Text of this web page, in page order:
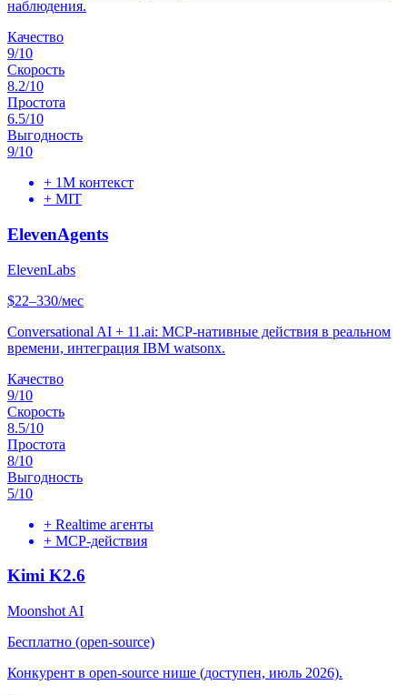
наблюдения.
Качество
9/10
Скорость
8.2/10
Простота
6.5/10
Выгодность
9/10
+ 1M контекст
+ MIT
ElevenAgents
ElevenLabs
$22–330/мес
Conversational AI + 11.ai: MCP-нативные действия в реальном
времени, интеграция IBM watsonx.
Качество
9/10
Скорость
8.5/10
Простота
8/10
Выгодность
5/10
+ Realtime агенты
+ MCP-действия
Kimi K2.6
Moonshot AI
Бесплатно (open-source)
Конкурент в open-source нише (доступен, июль 2026).